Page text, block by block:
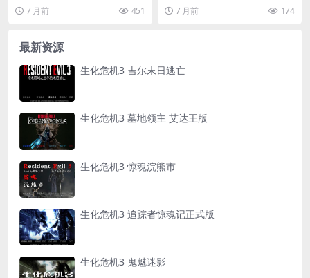
7 月前 451 7 月前 174
最新资源
生化危机3 吉尔末日逃亡
生化危机3 墓地领主 艾达王版
生化危机3 惊魂浣熊市
生化危机3 追踪者惊魂记正式版
生化危机3 鬼魅迷影